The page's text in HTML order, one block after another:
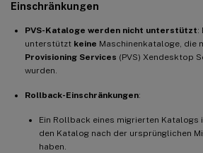
Einschränkungen
PVS-Kataloge werden nicht unterstützt:
unterstützt keine Maschinenkataloge, die
Provisioning Services (PVS) Xendesktop
wurden.
Rollback-Einschränkungen:
Ein Rollback eines migrierten Katalogs
den Katalog nach der ursprünglichen
haben.